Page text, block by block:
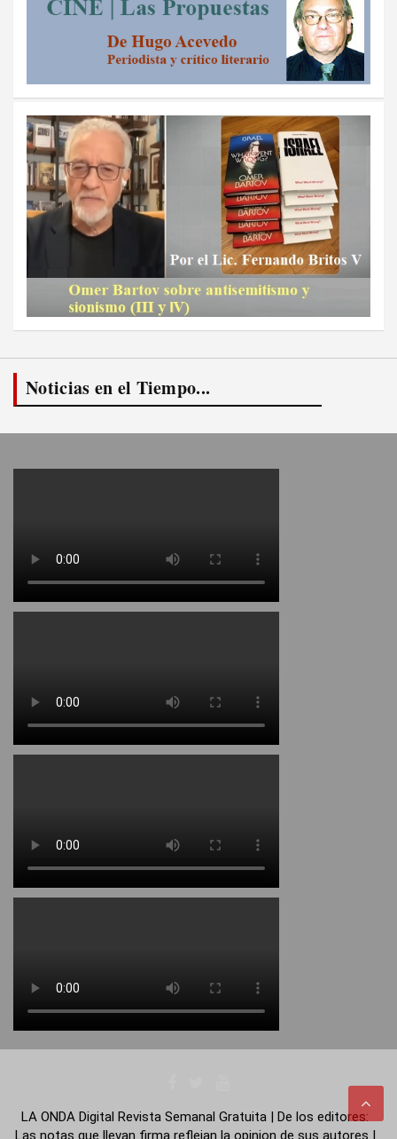
Noticias en el Tiempo...
LA ONDA Digital Revista Semanal Gratuita | De los editores:
Las notas que llevan firma reflejan la opinion de sus autores |